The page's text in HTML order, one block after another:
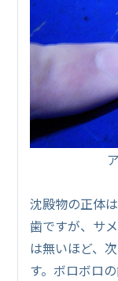
沈殿物の正体
歯ですが、サ
は無いほど、
す。ボロボロ